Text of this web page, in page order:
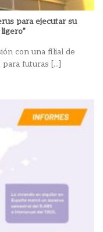
para ejecutar su
con una filial de
futuras [...]